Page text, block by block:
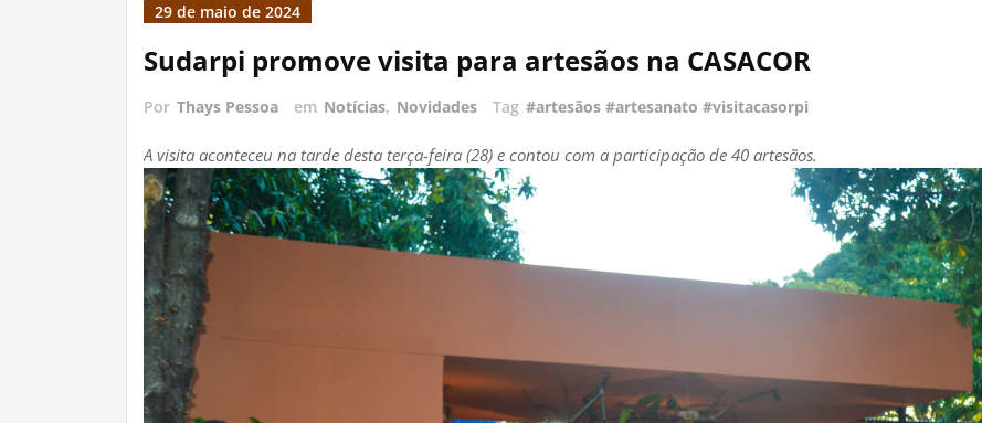
29 de maio de 2024
Sudarpi promove visita para artesãos na CASACOR
Por Thays Pessoa em Notícias, Novidades Tag #artesãos #artesanato #visitacasorpi
A visita aconteceu na tarde desta terça-feira (28) e contou com a participação de 40 artesãos.